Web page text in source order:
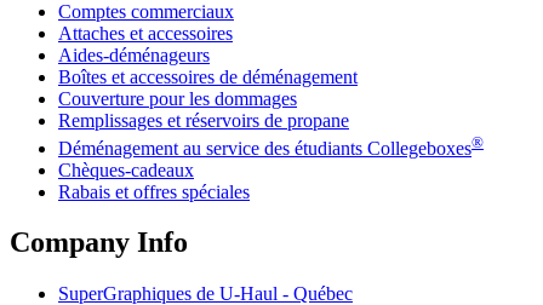
Comptes commerciaux
Attaches et accessoires
Aides-déménageurs
Boîtes et accessoires de déménagement
Couverture pour les dommages
Remplissages et réservoirs de propane
Déménagement au service des étudiants Collegeboxes®
Chèques-cadeaux
Rabais et offres spéciales
Company Info
SuperGraphiques de U-Haul - Québec